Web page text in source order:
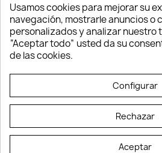
Ropa y Textil
Tecnología
Verano y playa
Vestuario laboral
© LEVELPRINT -
Usamos cookies para mejorar su
navegación, mostrarle anuncios o
personalizados y analizar nuestro
“Aceptar todo” usted da su
de las cookies.
Configurar
Rechazar
Aceptar